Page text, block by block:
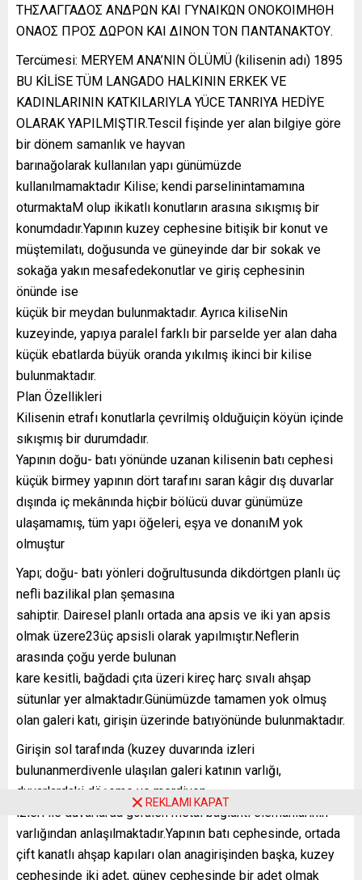
ΤΗΣΛΑΓΓΑΔΟΣ ΑΝΔΡΩΝ ΚΑΙ ΓΥΝΑΙΚΩΝ ΟΝΟΚΟΙΜΗΘΗ
ΟΝΑΟΣ ΠΡΟΣ ΔΩΡΟΝ ΚΑΙ ΔΙΝΟΝ ΤΟΝ ΠΑΝΤΑΝΑΚΤΟΥ.
Tercümesi: MERYEM ANA’NIN ÖLÜMÜ (kilisenin adı) 1895
BU KİLİSE TÜM LANGADO HALKININ ERKEK VE
KADINLARININ KATKILARIYLA YÜCE TANRIYA HEDİYE
OLARAK YAPILMIŞTIR.Tescil fişinde yer alan bilgiye göre
bir dönem samanlık ve hayvan
barınağolarak kullanılan yapı günümüzde
kullanılmamaktadır Kilise; kendi parselinintamamına
oturmaktaM olup ikikatlı konutların arasına sıkışmış bir
konumdadır.Yapının kuzey cephesine bitişik bir konut ve
müştemilatı, doğusunda ve güneyinde dar bir sokak ve
sokağa yakın mesafedekonutlar ve giriş cephesinin
önünde ise
küçük bir meydan bulunmaktadır. Ayrıca kiliseNin
kuzeyinde, yapıya paralel farklı bir parselde yer alan daha
küçük ebatlarda büyük oranda yıkılmış ikinci bir kilise
bulunmaktadır.
Plan Özellikleri
Kilisenin etrafı konutlarla çevrilmiş olduğuiçin köyün içinde
sıkışmış bir durumdadır.
Yapının doğu- batı yönünde uzanan kilisenin batı cephesi
küçük birmey yapının dört tarafını saran kâgir dış duvarlar
dışında iç mekânında hiçbir bölücü duvar günümüze
ulaşamamış, tüm yapı öğeleri, eşya ve donanıM yok
olmuştur
Yapı; doğu- batı yönleri doğrultusunda dikdörtgen planlı üç
nefli bazilikal plan şemasına
sahiptir. Dairesel planlı ortada ana apsis ve iki yan apsis
olmak üzere23üç apsisli olarak yapılmıştır.Neflerin
arasında çoğu yerde bulunan
kare kesitli, bağdadi çıta üzeri kireç harç sıvalı ahşap
sütunlar yer almaktadır.Günümüzde tamamen yok olmuş
olan galeri katı, girişin üzerinde batıyönünde bulunmaktadır.
Girişin sol tarafında (kuzey duvarında izleri
bulunanmerdivenle ulaşılan galeri katının varlığı,
duvarlardaki döşeme ve merdiven
izleri ile duvarlarda görülen metal bağlantı elemanlarının
varlığından anlaşılmaktadır.Yapının batı cephesinde, ortada
çift kanatlı ahşap kapıları olan anagirişinden başka, kuzey
cephesinde iki adet, güney cephesinde bir adet olmak
REKLAMI KAPAT